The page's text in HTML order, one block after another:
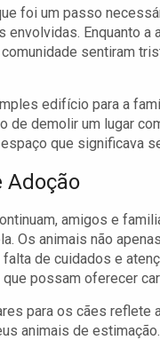
foi um passo
Enquanto
sentiram
edifício para a
de demolir um lugar
que significava
Adoção
amigos e
Os animais não
de cuidados e
possam oferecer
para os cães
animais de